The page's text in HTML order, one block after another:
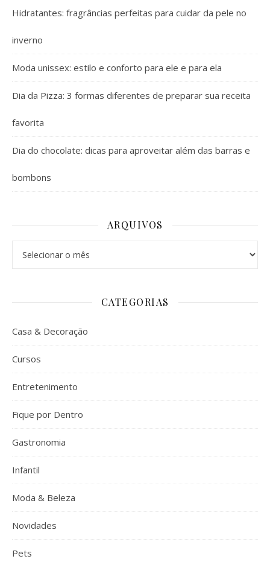
Hidratantes: fragrâncias perfeitas para cuidar da pele no
inverno
Moda unissex: estilo e conforto para ele e para ela
Dia da Pizza: 3 formas diferentes de preparar sua receita
favorita
Dia do chocolate: dicas para aproveitar além das barras e
bombons
ARQUIVOS
CATEGORIAS
Casa & Decoração
Cursos
Entretenimento
Fique por Dentro
Gastronomia
Infantil
Moda & Beleza
Novidades
Pets